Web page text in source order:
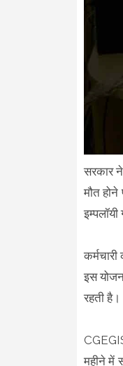
सरकार
मौत
इस
रहती है।
महीने में